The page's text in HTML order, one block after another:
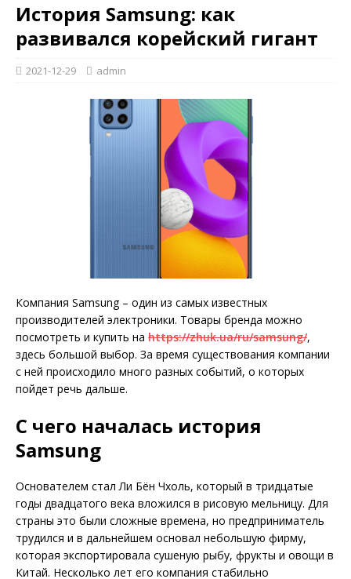
История Samsung: как
развивался корейский гигант
2021-12-29 admin
Компания Samsung – один из самых известных
производителей электроники. Товары бренда можно
посмотреть и купить на https://zhuk.ua/ru/samsung/,
здесь большой выбор. За время существования компании
с ней происходило много разных событий, о которых
пойдет речь дальше.
С чего началась история
Samsung
Основателем стал Ли Бён Чхоль, который в тридцатые
годы двадцатого века вложился в рисовую мельницу. Для
страны это были сложные времена, но предприниматель
трудился и в дальнейшем основал небольшую фирму,
которая экспортировала сушеную рыбу, фрукты и овощи в
Китай. Несколько лет его компания стабильно